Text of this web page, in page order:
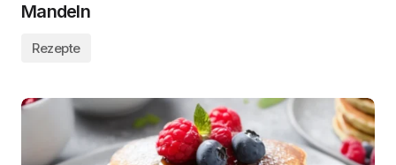
Mandeln
Rezepte